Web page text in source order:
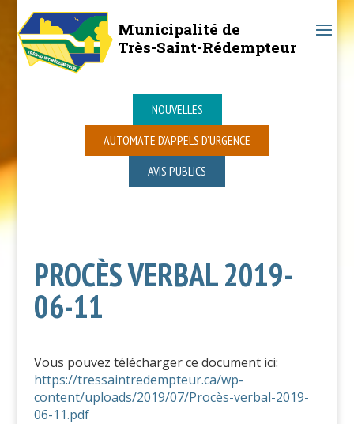
Municipalité de
Très-Saint-Rédempteur
NOUVELLES
AUTOMATE D’APPELS D’URGENCE
AVIS PUBLICS
PROCÈS VERBAL 2019-
06-11
Vous pouvez télécharger ce document ici:
https://tressaintredempteur.ca/wp-
content/uploads/2019/07/Procès-verbal-2019-
06-11.pdf